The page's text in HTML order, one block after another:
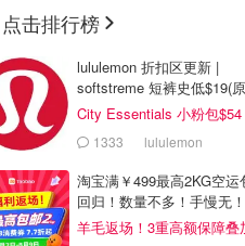
点击排行榜
lululemon 折扣区更新 |
softstreme 短裤史低$19(原
$88)
City Essentials 小粉包$54
1333 lululemon
淘宝满￥499最高2KG空运
回归！数量不多！手慢无！
羊毛返场！3重高额保障叠